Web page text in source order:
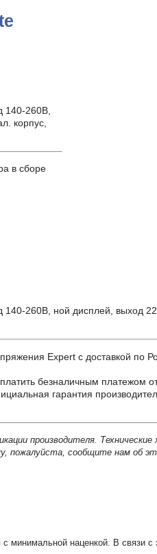
140-260В,
корпус,
в сборе
260В, ной дисплей, выход
Expert с доставкой по
безналичным платежом
гарантия
производителя.
пожалуйста, сообщите нам об
минимальной наценкой. В